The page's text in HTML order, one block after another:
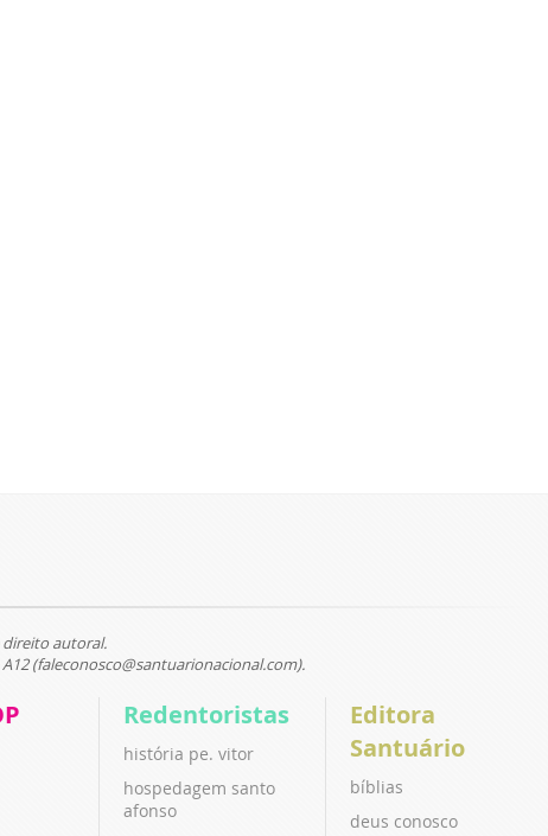
direito autoral.
(faleconosco@santuarionacional.com).
Redentoristas
história pe. vitor
hospedagem santo
afonso
Editora
Santuário
bíblias
deus conosco